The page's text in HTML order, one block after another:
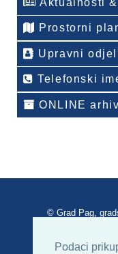
Podaci
Prostorni
Upravni
Telefonski
ONLINE
© Grad Pag,